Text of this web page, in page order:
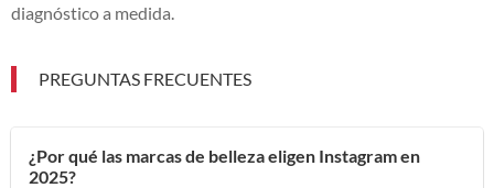
diagnóstico a medida.
PREGUNTAS FRECUENTES
¿Por qué las marcas de belleza eligen Instagram en
2025?